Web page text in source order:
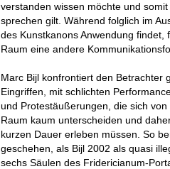
verstanden wissen möchte und
sprechen gilt. Während folglich im
des Kunstkanons Anwendung
Raum eine andere
Marc Bijl konfrontiert den Betrachter
Eingriffen, mit schlichten
und Protestäußerungen, die sich
Raum kaum unterscheiden und
kurzen Dauer erleben müssen. So
geschehen, als Bijl 2002 als quasi
sechs Säulen des Fridericianum-